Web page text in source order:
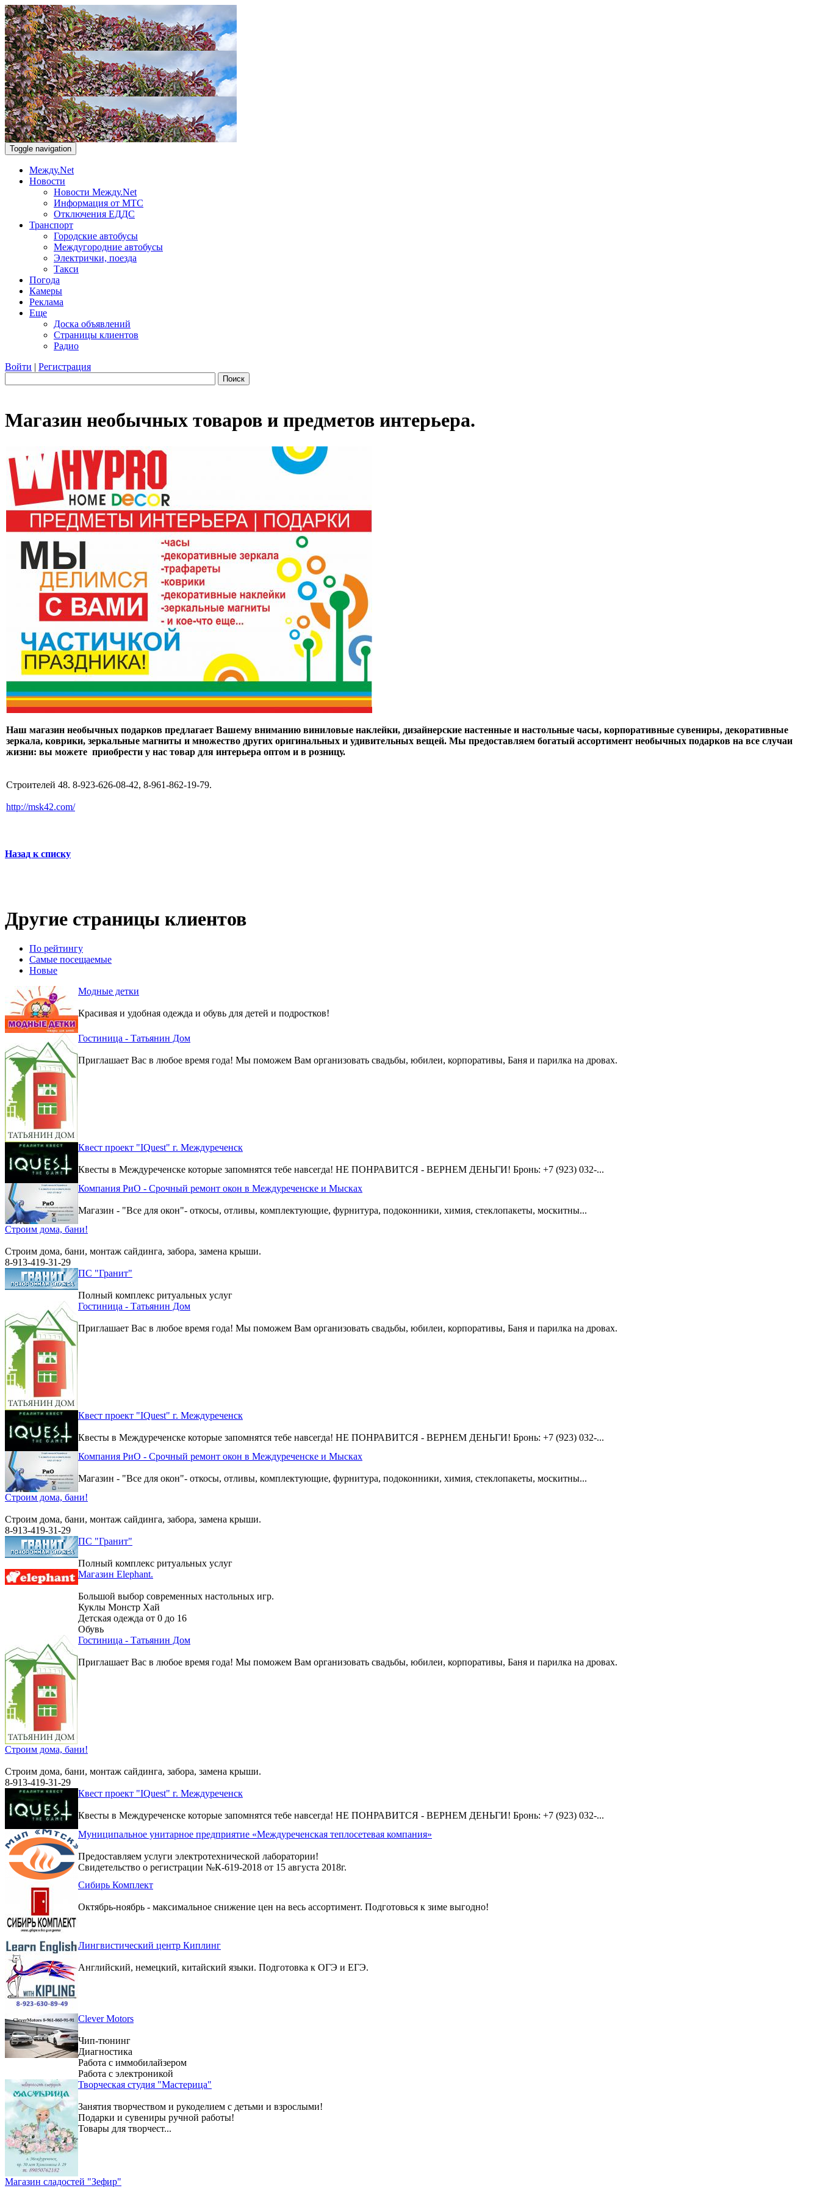
Toggle navigation
Между.Net
Новости
Новости Между.Net
Информация от МТС
Отключения ЕДДС
Транспорт
Городские автобусы
Междугородние автобусы
Электрички, поезда
Такси
Погода
Камеры
Реклама
Еще
Доска объявлений
Страницы клиентов
Радио
Войти | Регистрация
Поиск
Магазин необычных товаров и предметов интерьера.
Наш магазин необычных подарков предлагает Вашему вниманию виниловые наклейки, дизайнерские настенные и настольные часы, корпоративные сувениры, декоративные
зеркала, коврики, зеркальные магниты и множество других оригинальных и удивительных вещей. Мы предоставляем богатый ассортимент необычных подарков на все случаи
жизни: вы можете приобрести у нас товар для интерьера оптом и в розницу.
Cтроителей 48. 8-923-626-08-42, 8-961-862-19-79.
http://msk42.com/
Назад к списку
Другие страницы клиентов
По рейтингу
Самые посещаемые
Новые
Модные детки
Красивая и удобная одежда и обувь для детей и подростков!
Гостиница - Татьянин Дом
Приглашает Вас в любое время года! Мы поможем Вам организовать свадьбы, юбилеи, корпоративы, Баня и парилка на дровах.
Квест проект "IQuest" г. Междуреченск
Квесты в Междуреченске которые запомнятся тебе навсегда! НЕ ПОНРАВИТСЯ - ВЕРНЕМ ДЕНЬГИ! Бронь: +7 (923) 032-...
Компания РиО - Срочный ремонт окон в Междуреченске и Мысках
Магазин - "Все для окон"- откосы, отливы, комплектующие, фурнитура, подоконники, химия, стеклопакеты, москитны...
Строим дома, бани!
Строим дома, бани, монтаж сайдинга, забора, замена крыши.
8-913-419-31-29
ПС "Гранит"
Полный комплекс ритуальных услуг
Гостиница - Татьянин Дом
Приглашает Вас в любое время года! Мы поможем Вам организовать свадьбы, юбилеи, корпоративы, Баня и парилка на дровах.
Квест проект "IQuest" г. Междуреченск
Квесты в Междуреченске которые запомнятся тебе навсегда! НЕ ПОНРАВИТСЯ - ВЕРНЕМ ДЕНЬГИ! Бронь: +7 (923) 032-...
Компания РиО - Срочный ремонт окон в Междуреченске и Мысках
Магазин - "Все для окон"- откосы, отливы, комплектующие, фурнитура, подоконники, химия, стеклопакеты, москитны...
Строим дома, бани!
Строим дома, бани, монтаж сайдинга, забора, замена крыши.
8-913-419-31-29
ПС "Гранит"
Полный комплекс ритуальных услуг
Магазин Elephant.
Большой выбор современных настольных игр.
Куклы Монстр Хай
Детская одежда от 0 до 16
Обувь
Гостиница - Татьянин Дом
Приглашает Вас в любое время года! Мы поможем Вам организовать свадьбы, юбилеи, корпоративы, Баня и парилка на дровах.
Строим дома, бани!
Строим дома, бани, монтаж сайдинга, забора, замена крыши.
8-913-419-31-29
Квест проект "IQuest" г. Междуреченск
Квесты в Междуреченске которые запомнятся тебе навсегда! НЕ ПОНРАВИТСЯ - ВЕРНЕМ ДЕНЬГИ! Бронь: +7 (923) 032-...
Муниципальное унитарное предприятие «Междуреченская теплосетевая компания»
Предоставляем услуги электротехнической лаборатории!
Свидетельство о регистрации №К-619-2018 от 15 августа 2018г.
Сибирь Комплект
Октябрь-ноябрь - максимальное снижение цен на весь ассортимент. Подготовься к зиме выгодно!
Лингвистический центр Киплинг
Английский, немецкий, китайский языки. Подготовка к ОГЭ и ЕГЭ.
Clever Motors
Чип-тюнинг
Диагностика
Работа с иммобилайзером
Работа с электроникой
Творческая студия "Мастерица"
Занятия творчеством и рукоделием с детьми и взрослыми!
Подарки и сувениры ручной работы!
Товары для творчест...
Магазин сладостей "Зефир"